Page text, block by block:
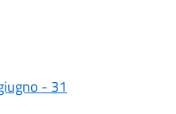
- 31